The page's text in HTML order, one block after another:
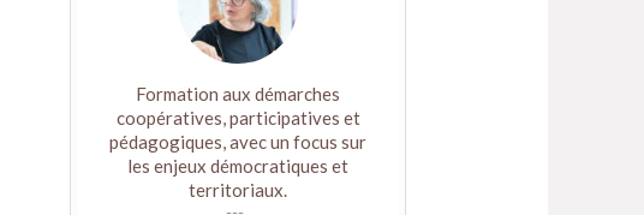
Formation aux démarches
coopératives, participatives et
pédagogiques, avec un focus sur
les enjeux démocratiques et
territoriaux.